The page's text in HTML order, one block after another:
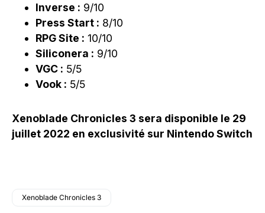
Inverse : 9/10
Press Start : 8/10
RPG Site : 10/10
Siliconera : 9/10
VGC : 5/5
Vook : 5/5
Xenoblade Chronicles 3 sera disponible le 29
juillet 2022 en exclusivité sur Nintendo Switch
Xenoblade Chronicles 3